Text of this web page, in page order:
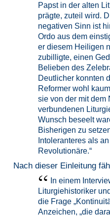
Papst in der alten
prägte, zuteil wird.
negativen Sinn ist
Ordo aus dem
er diesem Heiligen
zubilligte, einen
Belieben des
Deutlicher konnten
Reformer wohl
sie von der mit dem
verbundenen
Wunsch beseelt
Bisherigen zu
Intoleranteres als
Revolutionäre.“
Nach dieser Einleitung
In einem
Liturgiehistoriker
die Frage
Anzeichen, „die